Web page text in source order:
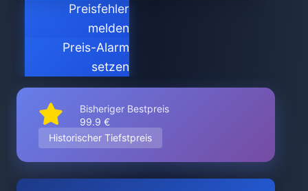
Preisfehler
melden
Preis-Alarm
setzen
Bisheriger Bestpreis
99.9 €
Historischer Tiefstpreis